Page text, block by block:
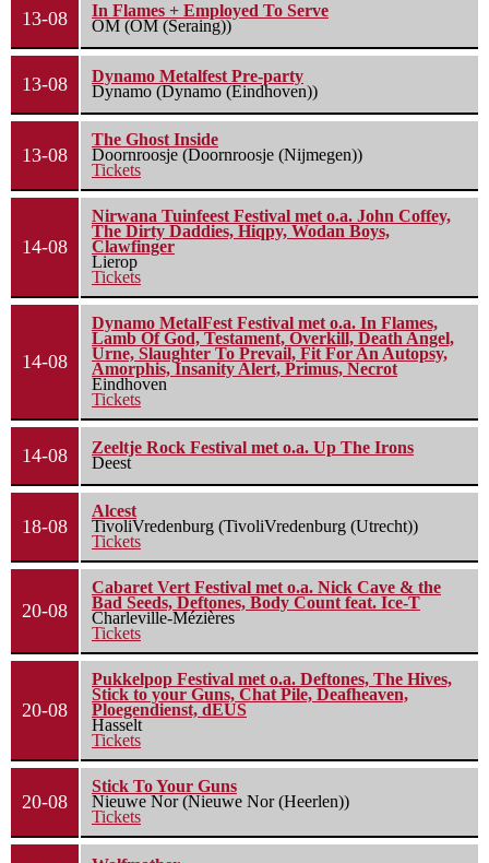
13-08
In Flames + Employed To Serve
OM (OM (Seraing))
13-08
Dynamo Metalfest Pre-party
Dynamo (Dynamo (Eindhoven))
13-08
The Ghost Inside
Doornroosje (Doornroosje (Nijmegen))
Tickets
14-08
Nirwana Tuinfeest Festival met o.a. John Coffey,
The Dirty Daddies, Hiqpy, Wodan Boys,
Clawfinger
Lierop
Tickets
14-08
Dynamo MetalFest Festival met o.a. In Flames,
Lamb Of God, Testament, Overkill, Death Angel,
Urne, Slaughter To Prevail, Fit For An Autopsy,
Amorphis, Insanity Alert, Primus, Necrot
Eindhoven
Tickets
14-08
Zeeltje Rock Festival met o.a. Up The Irons
Deest
18-08
Alcest
TivoliVredenburg (TivoliVredenburg (Utrecht))
Tickets
20-08
Cabaret Vert Festival met o.a. Nick Cave & the
Bad Seeds, Deftones, Body Count feat. Ice-T
Charleville-Mézières
Tickets
20-08
Pukkelpop Festival met o.a. Deftones, The Hives,
Stick to your Guns, Chat Pile, Deafheaven,
Ploegendienst, dEUS
Hasselt
Tickets
20-08
Stick To Your Guns
Nieuwe Nor (Nieuwe Nor (Heerlen))
Tickets